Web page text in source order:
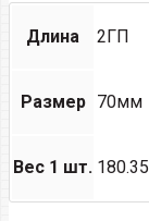
Длина 2ГП
Размер 70мм
Вес 1 шт. 180.35